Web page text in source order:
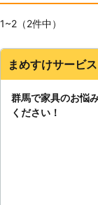
1~2（2件中）
まめすけサービス
群馬で家具のお悩
ください！